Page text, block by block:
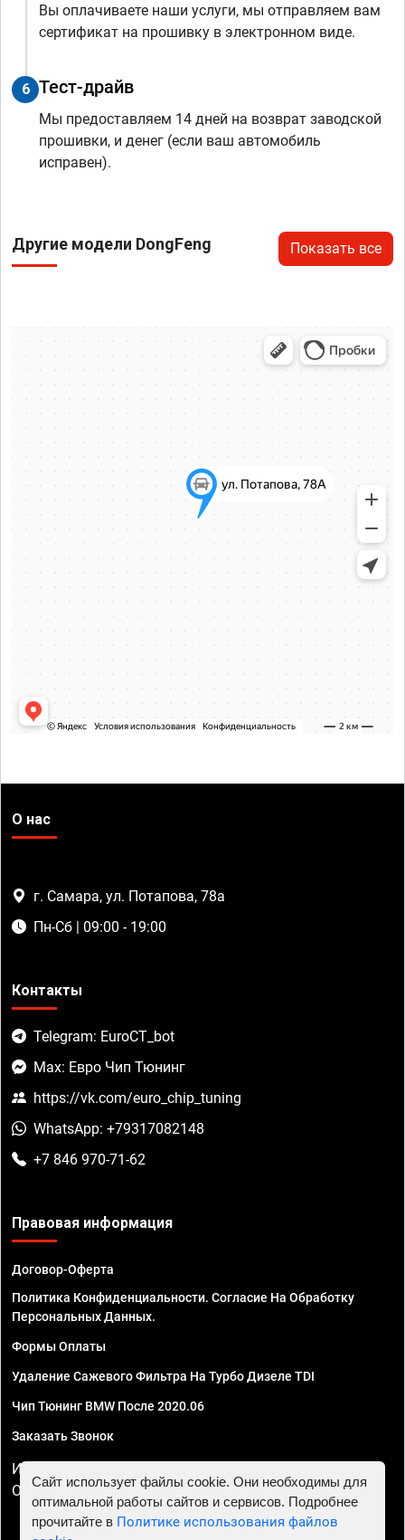
Вы оплачиваете наши услуги, мы отправляем вам
сертификат на прошивку в электронном виде.
6 Тест-драйв
Мы предоставляем 14 дней на возврат заводской
прошивки, и денег (если ваш автомобиль
исправен).
Другие модели DongFeng Показать все
О нас
г. Самара, ул. Потапова, 78а
Пн-Сб | 09:00 - 19:00
Контакты
Telegram: EuroCT_bot
Max: Евро Чип Тюнинг
https://vk.com/euro_chip_tuning
WhatsApp: +79317082148
+7 846 970-71-62
Правовая информация
Договор-Оферта
Политика Конфиденциальности. Согласие На Обработку
Персональных Данных.
Формы Оплаты
Удаление Сажевого Фильтра На Турбо Дизеле TDI
Чип Тюнинг BMW После 2020.06
Заказать Звонок
ИП Смирнов Георгий Павлович. ИНН 781302555843,
ОГРНИП 324470400032610
Сайт использует файлы cookie. Они необходимы для
оптимальной работы сайтов и сервисов. Подробнее
прочитайте в Политике использования файлов